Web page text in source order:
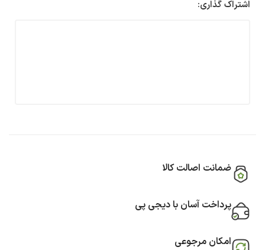
اشتراک گذاری:
ضمانت اصالت کالا
پرداخت آسان با دیجی پی
امکان مرجوعی